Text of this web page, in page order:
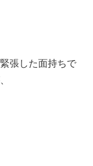
張した面持ちで